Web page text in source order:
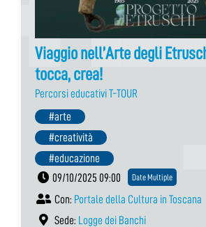
Viaggio nell’Arte degli
tocca, crea!
Percorsi educativi T-TOUR
#arte
#creatività
#educazione
09/10/2025 09:00
Date Multiple
Con: Portale della Cultura in Toscana
Sede: Logge dei Banchi